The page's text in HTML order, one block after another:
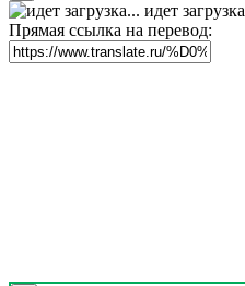
идет
Прямая ссылка на перевод: